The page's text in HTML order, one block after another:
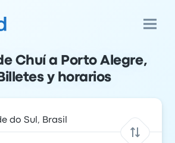
Chuí a Porto Alegre,
y horarios